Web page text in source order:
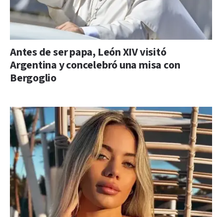
Antes de ser papa, León XIV visitó
Argentina y concelebró una misa con
Bergoglio